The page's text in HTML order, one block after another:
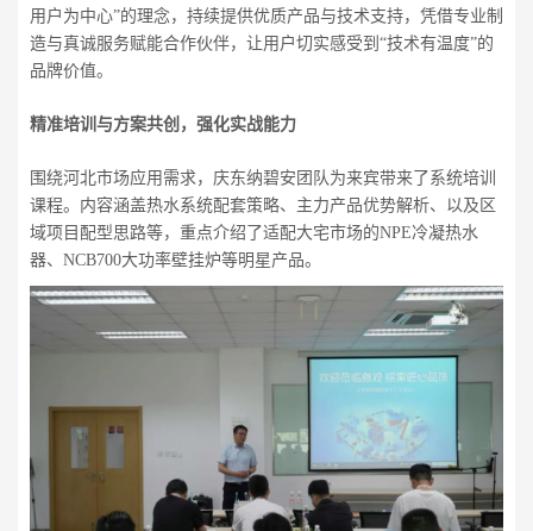
用户为中心”的理念，持续提供优质产品与技术支持，凭借专业制
造与真诚服务赋能合作伙伴，让用户切实感受到“技术有温度”的
品牌价值。
精准培训与方案共创，强化实战能力
围绕河北市场应用需求，庆东纳碧安团队为来宾带来了系统培训
课程。内容涵盖热水系统配套策略、主力产品优势解析、以及区
域项目配型思路等，重点介绍了适配大宅市场的NPE冷凝热水
器、NCB700大功率壁挂炉等明星产品。